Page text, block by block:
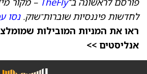
לחדשות פיננסיות שוברות־שוק.נסו
ראו את המניות המובילות
אנליסטים >>